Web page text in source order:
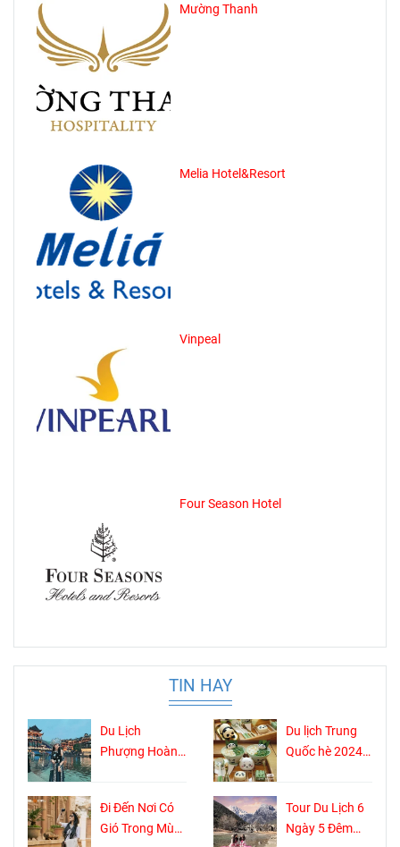
Mường Thanh
Melia Hotel&Resort
Vinpeal
Four Season Hotel
TIN HAY
Du Lịch
Phượng Hoàng
sống với tuổi
đời hơn 1300
Du lịch Trung
Quốc hè 2024:
Đi Đến Nơi Có
Gió Trong Mùa
Tour Du Lịch 6
Ngày 5 Đêm